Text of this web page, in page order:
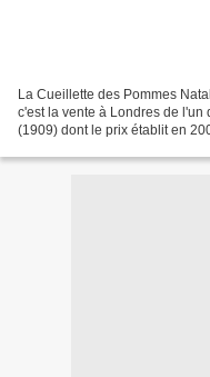
La Cueillette des Pommes
c'est la vente à Londres de
(1909) dont le prix établit en